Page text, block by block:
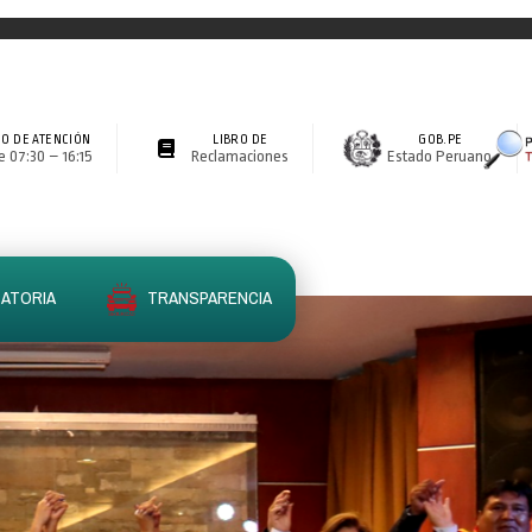
DE ATENCIÓN
07:30 – 16:15
LIBRO DE
Reclamaciones
GOB.PE
Estado Peruano
TRANSPARENCIA